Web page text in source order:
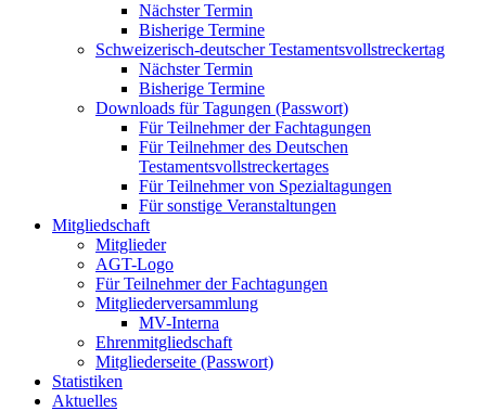
Nächster Termin
Bisherige Termine
Schweizerisch-deutscher Testamentsvollstreckertag
Nächster Termin
Bisherige Termine
Downloads für Tagungen (Passwort)
Für Teilnehmer der Fachtagungen
Für Teilnehmer des Deutschen
Testamentsvollstreckertages
Für Teilnehmer von Spezialtagungen
Für sonstige Veranstaltungen
Mitgliedschaft
Mitglieder
AGT-Logo
Für Teilnehmer der Fachtagungen
Mitgliederversammlung
MV-Interna
Ehrenmitgliedschaft
Mitgliederseite (Passwort)
Statistiken
Aktuelles